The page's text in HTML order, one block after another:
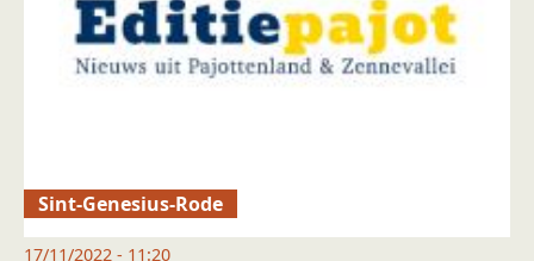
Sint-Genesius-Rode
17/11/2022 - 11:20